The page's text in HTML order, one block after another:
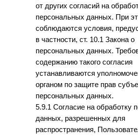
от других согласий на
персональных данных. При
соблюдаются условия,
в частности, ст. 10.1 Закона о
персональных данных.
содержанию такого согласия
устанавливаются
органом по защите прав
персональных данных.
5.9.1 Согласие на обработку
данных, разрешенных для
распространения,